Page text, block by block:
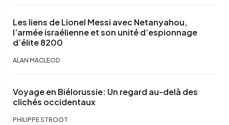
Les liens de Lionel Messi avec Netanyahou,
l’armée israélienne et son unité d’espionnage
d’élite 8200
ALAN MACLEOD
Voyage en Biélorussie: Un regard au-delà des
clichés occidentaux
PHILIPPE STROOT